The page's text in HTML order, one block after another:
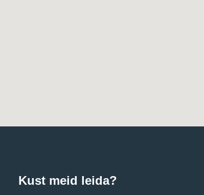
Kust meid leida?